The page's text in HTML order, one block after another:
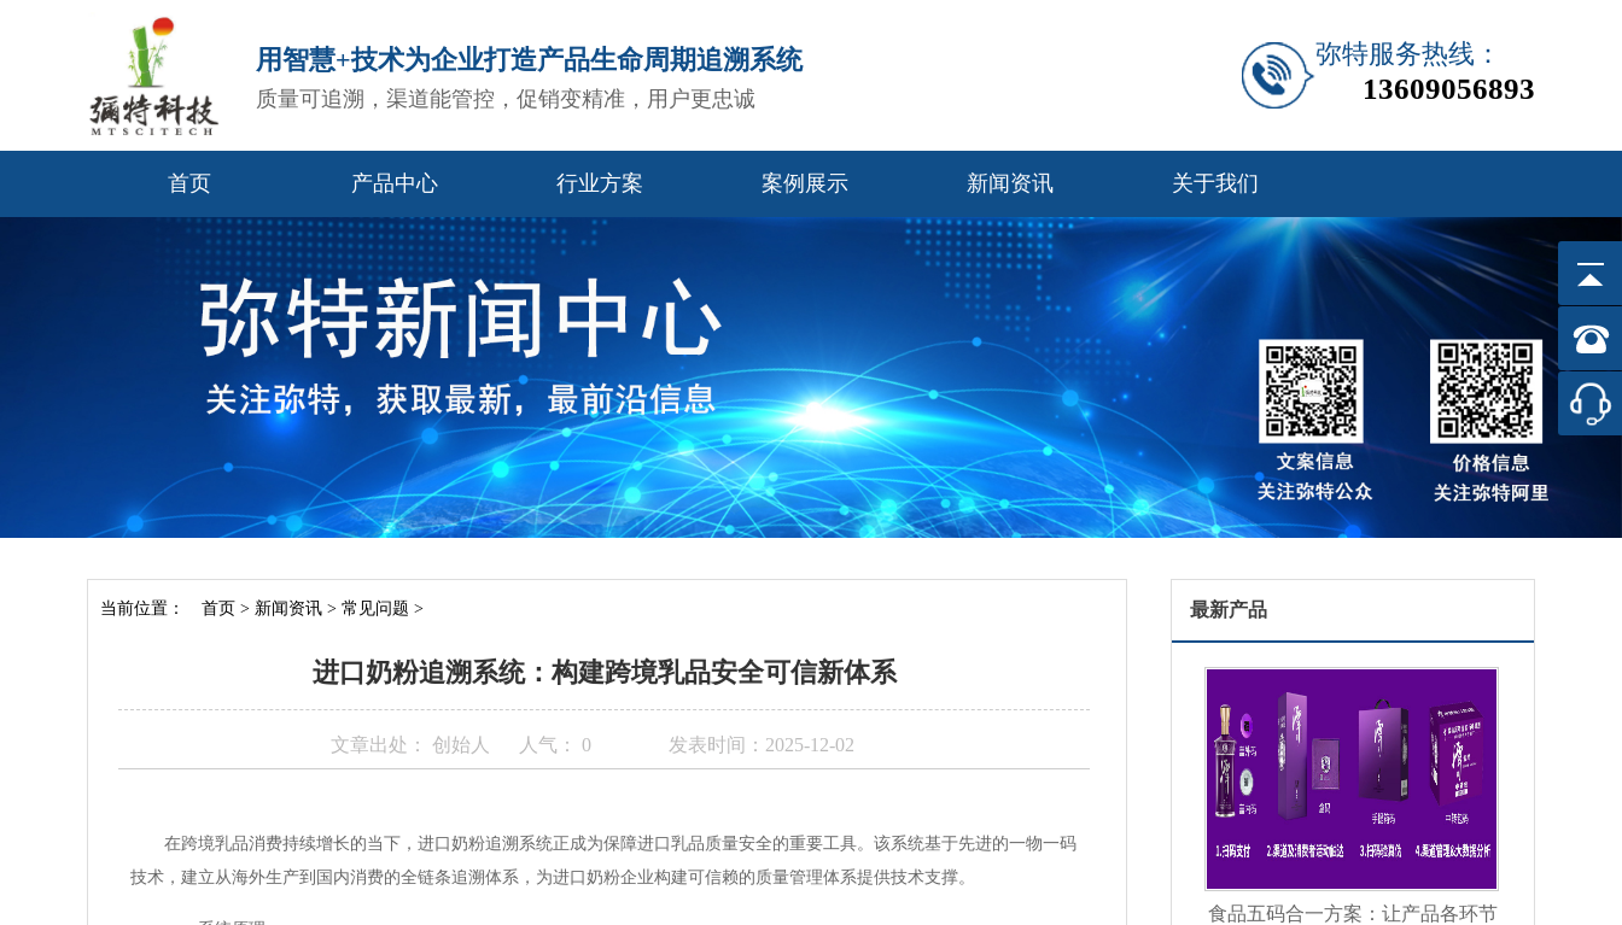
用智慧+技术为企业打造产品生命周期追溯系统
质量可追溯，渠道能管控，促销变精准，用户更忠诚
弥特服务热线：
13609056893
首页 产品中心 行业方案 案例展示 新闻资讯 关于我们
当前位置： 首页 > 新闻资讯 > 常见问题 >
进口奶粉追溯系统：构建跨境乳品安全可信新体系
文章出处： 创始人 人气： 0 发表时间：2025-12-02
在跨境乳品消费持续增长的当下，进口奶粉追溯系统正成为保障进口乳品质量安全的重要工具。该系统基于先进的一物一码
技术，建立从海外生产到国内消费的全链条追溯体系，为进口奶粉企业构建可信赖的质量管理体系提供技术支撑。
最新产品
食品五码合一方案：让产品各环节